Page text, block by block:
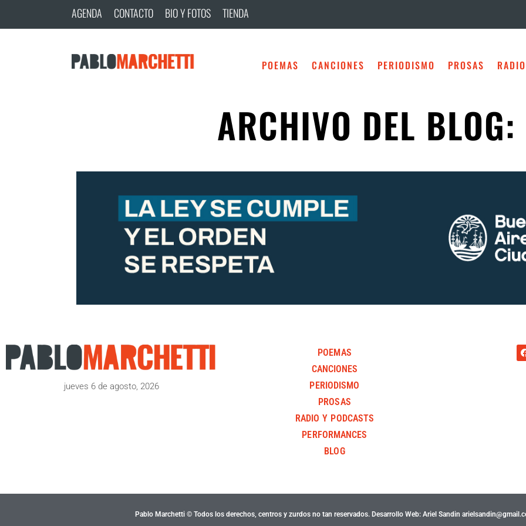
AGENDA CONTACTO BIO Y FOTOS TIENDA
POEMAS CANCIONES PERIODISMO PROSAS
ARCHIVO DEL
jueves 6 de agosto, 2026
POEMAS
CANCIONES
PERIODISMO
PROSAS
RADIO Y PODCASTS
PERFORMANCES
BLOG
Pablo Marchetti © Todos los derechos, centros y zurdos no tan reservados. Desarrollo Web: Ariel Sandin